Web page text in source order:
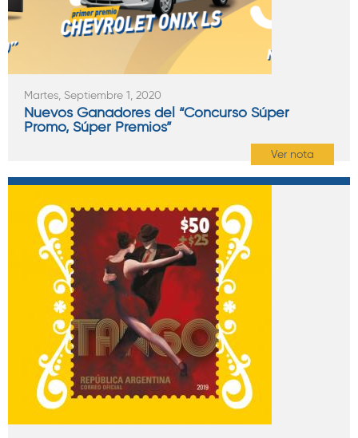
Martes, Septiembre 1, 2020
Nuevos Ganadores del “Concurso Súper
Promo, Súper Premios”
Ver nota